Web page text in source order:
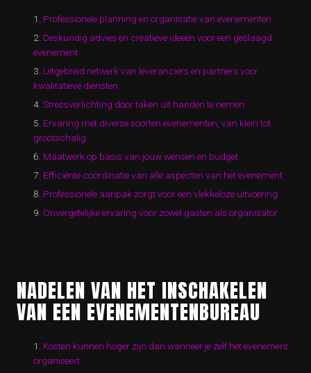
Professionele planning en organisatie van evenementen
Deskundig advies en creatieve ideeën voor een geslaagd
evenement
Uitgebreid netwerk van leveranciers en partners voor
kwalitatieve diensten
Stressverlichting door taken uit handen te nemen
Ervaring met diverse soorten evenementen, van klein tot
grootschalig
Maatwerk op basis van jouw wensen en budget
Efficiënte coördinatie van alle aspecten van het evenement
Professionele aanpak zorgt voor een vlekkeloze uitvoering
Onvergetelijke ervaring voor zowel gasten als organisator
NADELEN VAN HET INSCHAKELEN
VAN EEN EVENEMENTENBUREAU
Kosten kunnen hoger zijn dan wanneer je zelf het evenement
organiseert.